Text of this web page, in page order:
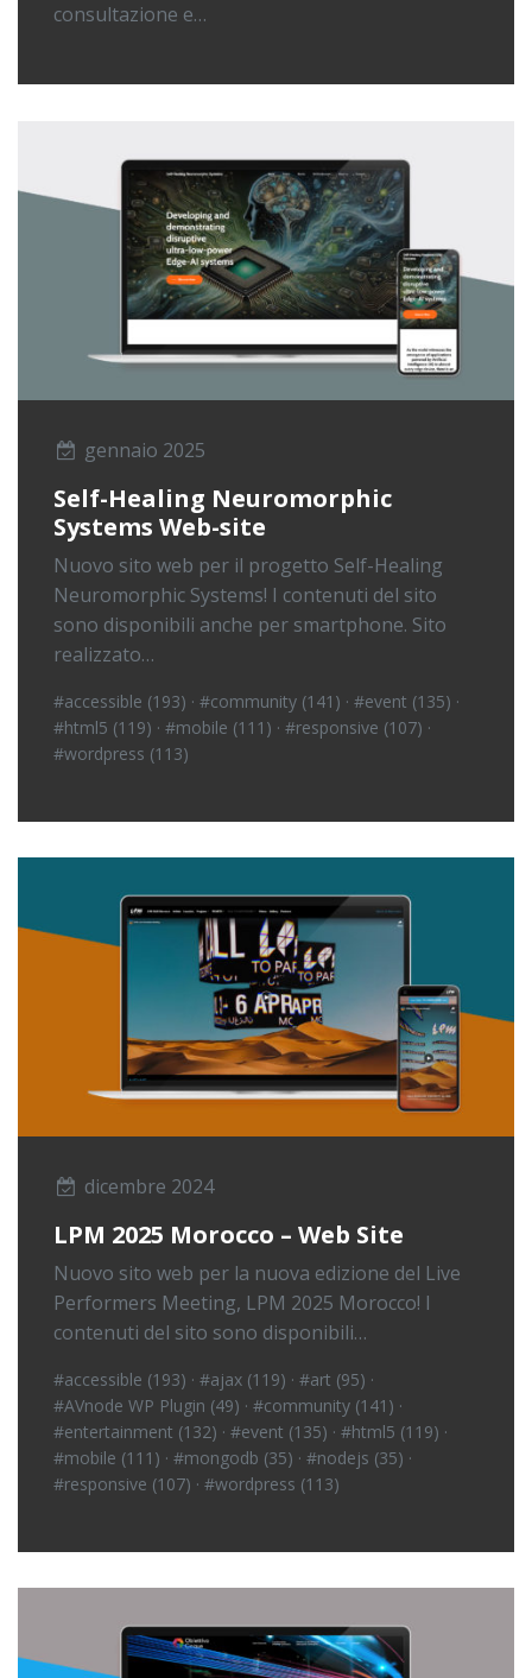
consultazione e…
gennaio 2025
Self-Healing Neuromorphic
Systems Web-site
Nuovo sito web per il progetto Self-Healing
Neuromorphic Systems! I contenuti del sito
sono disponibili anche per smartphone. Sito
realizzato…
#accessible (193) · #community (141) · #event (135) ·
#html5 (119) · #mobile (111) · #responsive (107) ·
#wordpress (113)
dicembre 2024
LPM 2025 Morocco – Web Site
Nuovo sito web per la nuova edizione del Live
Performers Meeting, LPM 2025 Morocco! I
contenuti del sito sono disponibili…
#accessible (193) · #ajax (119) · #art (95) ·
#AVnode WP Plugin (49) · #community (141) ·
#entertainment (132) · #event (135) · #html5 (119) ·
#mobile (111) · #mongodb (35) · #nodejs (35) ·
#responsive (107) · #wordpress (113)